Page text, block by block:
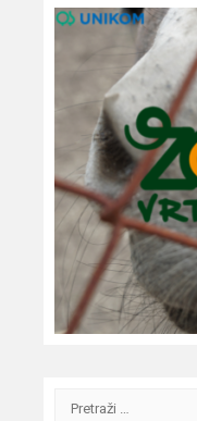
Pretraži: